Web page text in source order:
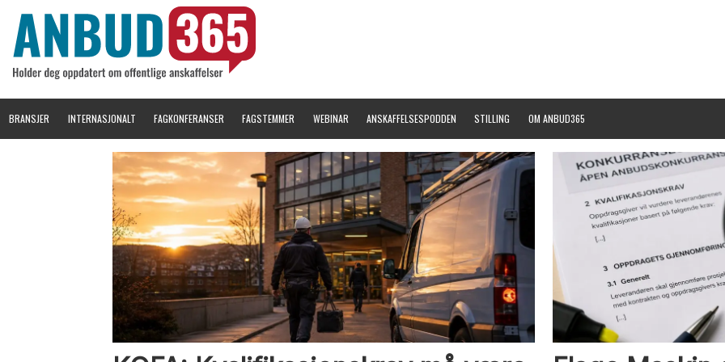
BRANSJER INTERNASJONALT FAGKONFERANSER FAGSTEMMER WEBINAR ANSKAFFELSESPODDEN STILLING OM ANBUD365